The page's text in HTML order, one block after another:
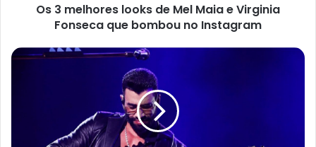
1/4 xícara de azeite de oliva
1/2 colher de chá de sal
1/4 colher de chá de pimenta-do-reino
1/2 xícara de manjericão fresco picado
Queijo parmesão ralado (opcional)
Os 3 melhores looks de Mel Maia e Virginia
Fonseca que bombou no Instagram